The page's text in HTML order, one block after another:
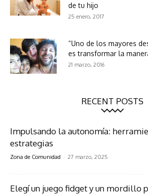
de tu hijo
25 enero, 2017
“Uno de los mayores
es transformar la
21 marzo, 2016
RECENT POSTS
Impulsando la autonomía:
estrategias
Zona de Comunidad - 27 marzo, 2025
Elegí un juego fidget y un mordillo